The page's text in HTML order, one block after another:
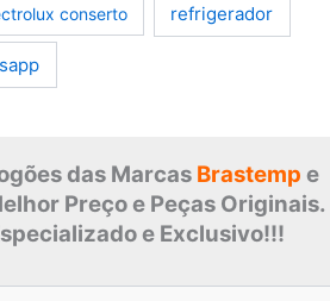
conserto refrigerador
das Marcas Brastemp e
Preço e Peças Originais.
e Exclusivo!!!